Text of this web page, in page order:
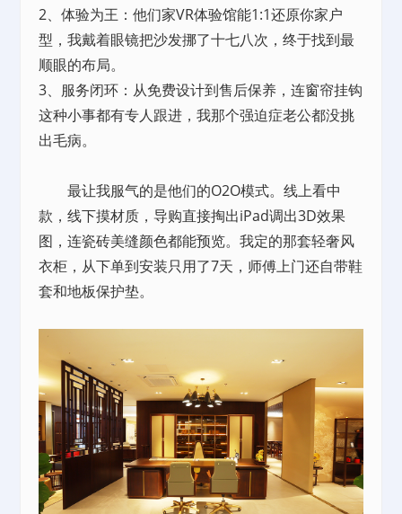
2、体验为王：他们家VR体验馆能1:1还原你家户
型，我戴着眼镜把沙发挪了十七八次，终于找到最
顺眼的布局。
3、服务闭环：从免费设计到售后保养，连窗帘挂钩
这种小事都有专人跟进，我那个强迫症老公都没挑
出毛病。
最让我服气的是他们的O2O模式。线上看中
款，线下摸材质，导购直接掏出iPad调出3D效果
图，连瓷砖美缝颜色都能预览。我定的那套轻奢风
衣柜，从下单到安装只用了7天，师傅上门还自带鞋
套和地板保护垫。